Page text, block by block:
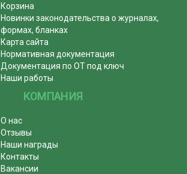
Корзина
Новинки законодательства о журналах,
формах, бланках
Карта сайта
Нормативная документация
Документация по ОТ под ключ
Наши работы
КОМПАНИЯ
О нас
Отзывы
Наши награды
Контакты
Вакансии